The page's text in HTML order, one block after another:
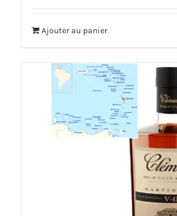
Ajouter au panier